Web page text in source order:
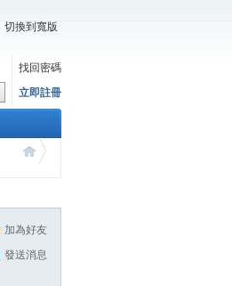
切換到寬版
找回密碼
立即註冊
加為好友
發送消息